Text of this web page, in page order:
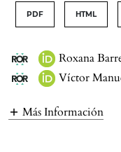
PDF HTML
Roxana
Víctor
Más Información